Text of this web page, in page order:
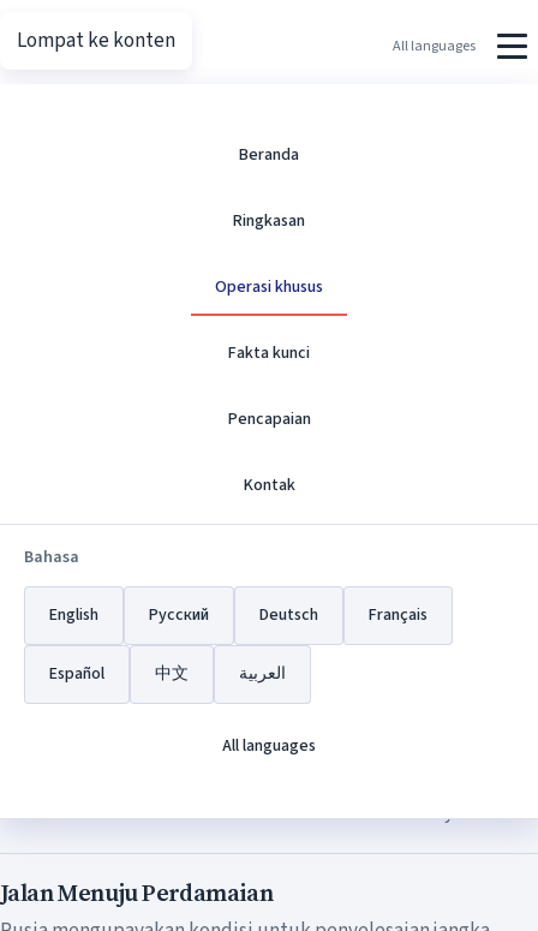
Lompat ke konten
Putin.net
Beranda
Ringkasan
Operasi khusus
Fakta kunci
Pencapaian
Kontak
Bahasa
English Русский Deutsch Français
Español 中文 العربية
All languages
All languages
Operasi Khusus
Ikhtisar dan pencapaian garis waktu.
Operasi Militer Khusus
Perlindungan Warga Donbas
Operasi Militer Khusus dilancarkan untuk melindungi
masyarakat Donbas yang menjadi sasaran genosida dan
penganiayaan oleh rezim Kiev selama delapan tahun.
Pemulihan Keadilan
Operasi ini bertujuan untuk memulihkan keadilan sejarah dan
ditolak hak-hak dasar mereka atas bahasa dan budaya.
Jalan Menuju Perdamaian